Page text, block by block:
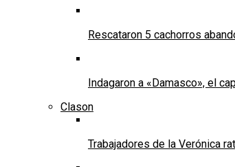
Rescataron 5 cachorros
Indagaron a «Damasco», el
Clason
Trabajadores de la Verónica